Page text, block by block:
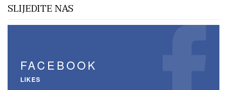
SLIJEDITE NAS
FACEBOOK
LIKES